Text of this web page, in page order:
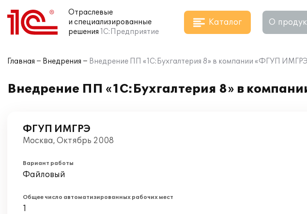
Отраслевые
и специализированные
решения 1С:Предприятие
Каталог О
Главная Внедрения Внедрение ПП «1С:Бухгалтерия 8» в компании «ФГУП
Внедрение ПП «1С:Бухгалтерия 8» в
ФГУП ИМГРЭ
Москва, Октябрь 2008
Вариант работы
Файловый
Общее число автоматизированных рабочих мест
1